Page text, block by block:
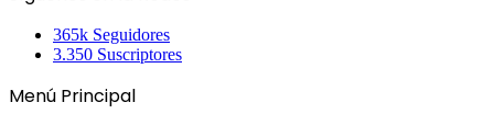
365k Seguidores
3.350 Suscriptores
Menú Principal